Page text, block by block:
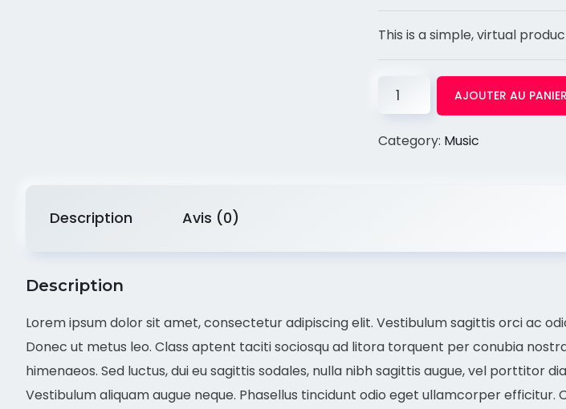
This is a simple, virtual
AJOUTER AU PANIER
Category: Music
Description Avis (0)
Description
Lorem ipsum dolor sit amet, consectetur adipiscing elit. Vestibulum sagittis orci ac
Donec ut metus leo. Class aptent taciti sociosqu ad litora torquent per conubia
himenaeos. Sed luctus, dui eu sagittis sodales, nulla nibh sagittis augue, vel porttitor
Vestibulum aliquam augue neque. Phasellus tincidunt odio eget ullamcorper efficitur.